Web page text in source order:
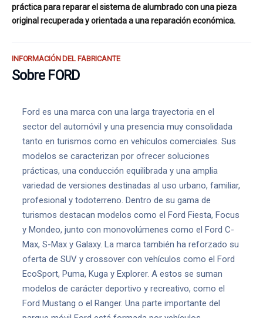
práctica para reparar el sistema de alumbrado con una pieza
original recuperada y orientada a una reparación económica.
INFORMACIÓN DEL FABRICANTE
Sobre FORD
Ford es una marca con una larga trayectoria en el
sector del automóvil y una presencia muy consolidada
tanto en turismos como en vehículos comerciales. Sus
modelos se caracterizan por ofrecer soluciones
prácticas, una conducción equilibrada y una amplia
variedad de versiones destinadas al uso urbano, familiar,
profesional y todoterreno. Dentro de su gama de
turismos destacan modelos como el Ford Fiesta, Focus
y Mondeo, junto con monovolúmenes como el Ford C-
Max, S-Max y Galaxy. La marca también ha reforzado su
oferta de SUV y crossover con vehículos como el Ford
EcoSport, Puma, Kuga y Explorer. A estos se suman
modelos de carácter deportivo y recreativo, como el
Ford Mustang o el Ranger. Una parte importante del